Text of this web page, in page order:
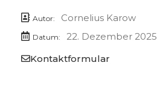
Autor: Cornelius Karow
Datum:
22. Dezember 2025
Kontaktformular